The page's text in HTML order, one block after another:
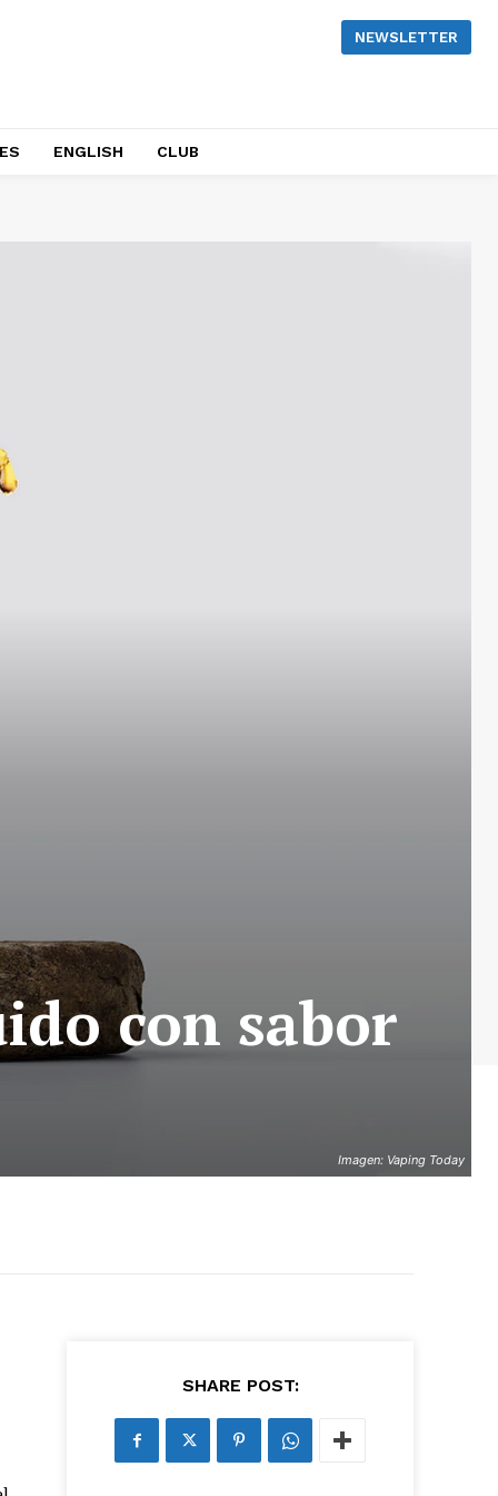
NEWSLETTER
ENGLISH CLUB
Imagen: Vaping Today
con sabor
SHARE POST: